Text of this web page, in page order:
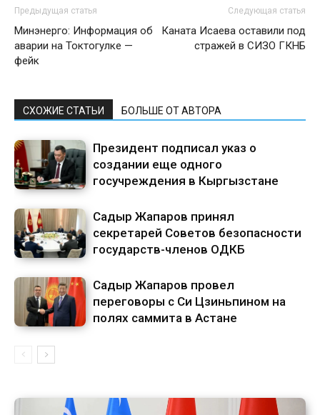
Предыдущая статья
Минэнерго: Информация об
аварии на Токтогулке —
фейк
Следующая статья
Каната Исаева оставили под
стражей в СИЗО ГКНБ
СХОЖИЕ СТАТЬИ БОЛЬШЕ ОТ АВТОРА
Президент подписал указ о
создании еще одного
госучреждения в Кыргызстане
Садыр Жапаров принял
секретарей Советов безопасности
государств-членов ОДКБ
Садыр Жапаров провел
переговоры с Си Цзиньпином на
полях саммита в Астане